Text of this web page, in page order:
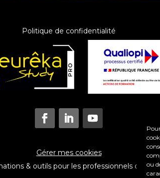
ou
Politique de confidentialité
Gérer mes cookies
& outils pour les professionnels du